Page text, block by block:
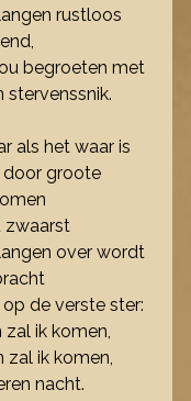
rustloos
begroeten met
stervenssnik.
als het waar is
groote
zwaarst
over wordt
de verste ster:
zal ik komen,
zal ik komen,
nacht.